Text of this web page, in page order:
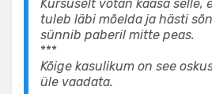
Kursuselt võtan kaasa selle,
tuleb läbi mõelda ja hästi
sünnib paberil mitte peas.
***
Kõige kasulikum on see
üle vaadata.